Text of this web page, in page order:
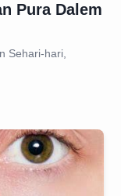
Pura Dalem
Sehari-hari,